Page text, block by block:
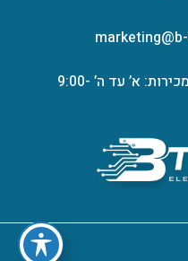
משרדים ומכירות: א’ עד ה’ 9:00-